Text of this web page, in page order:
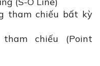
tham chiếu bất kỳ
chiếu (Point